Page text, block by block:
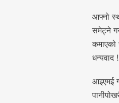
आफ्नो
समेट्ने
कमाएको
धन्यवाद !
आइएमई